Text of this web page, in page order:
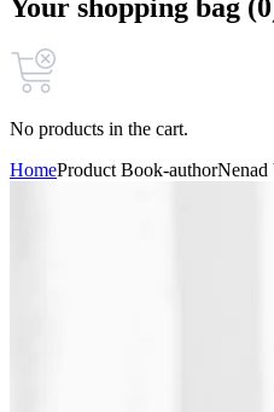
Your shopping bag
No products in the cart.
HomeProduct Book-authorNenad